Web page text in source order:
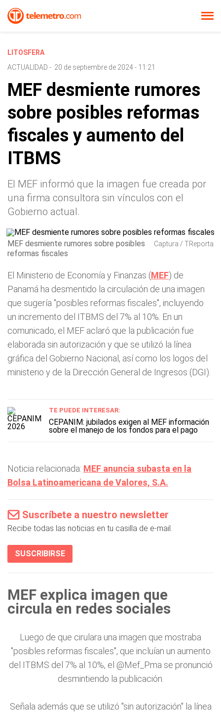
LITOSFERA
ACTUALIDAD - 20 de septiembre de 2024 - 11:21
MEF desmiente rumores
sobre posibles reformas
fiscales y aumento del
ITBMS
El MEF informó que la imagen fue creada por
una firma consultora sin vínculos con el
Gobierno actual.
MEF desmiente rumores sobre posibles
reformas fiscales
Captura / TReporta
El Ministerio de Economía y Finanzas (MEF) de
Panamá ha desmentido la circulación de una imagen
que sugería "posibles reformas fiscales", incluyendo
un incremento del ITBMS del 7% al 10%. En un
comunicado, el MEF aclaró que la publicación fue
elaborada sin autorización y que se utilizó la línea
gráfica del Gobierno Nacional, así como los logos del
ministerio y de la Dirección General de Ingresos (DGI).
TE PUEDE INTERESAR:
CEPANIM: jubilados exigen al MEF información
sobre el manejo de los fondos para el pago
Noticia relacionada: MEF anuncia subasta en la
Bolsa Latinoamericana de Valores, S.A.
Suscríbete a nuestro newsletter
Recibe todas las noticias en tu casilla de e-mail.
SUSCRIBIRSE
MEF explica imagen que
circula en redes sociales
Luego de que cirulara una imagen que mostraba
"posibles reformas fiscales", que incluían un aumento
del ITBMS del 7% al 10%, el @Mef_Pma se pronunció
desmintiendo la publicación.
Señala además que se utilizó "sin autorización" la línea